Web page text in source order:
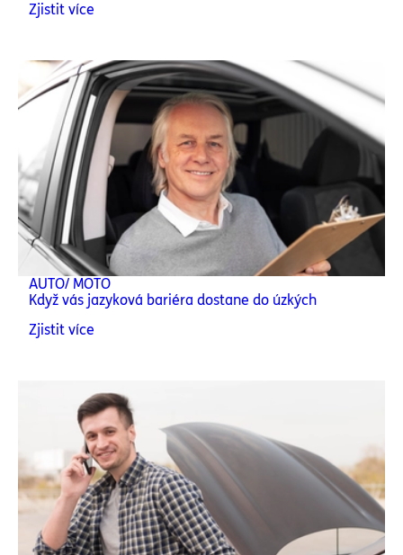
Zjistit více
AUTO/ MOTO
Když vás jazyková bariéra dostane do úzkých
Zjistit více